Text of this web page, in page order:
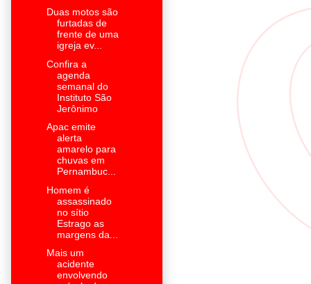
Duas motos são
furtadas de
frente de uma
igreja ev...
Confira a
agenda
semanal do
Instituto São
Jerônimo
Apac emite
alerta
amarelo para
chuvas em
Pernambuc...
Homem é
assassinado
no sítio
Estrago as
margens da...
Mais um
acidente
envolvendo